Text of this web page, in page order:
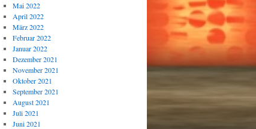
Mai 2022
April 2022
März 2022
Februar 2022
Januar 2022
Dezember 2021
November 2021
Oktober 2021
September 2021
August 2021
Juli 2021
Juni 2021